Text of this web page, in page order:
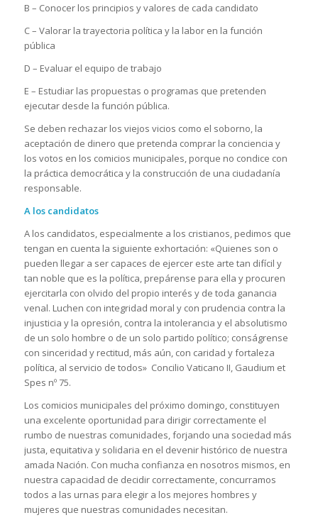
B – Conocer los principios y valores de cada candidato
C – Valorar la trayectoria política y la labor en la función
pública
D – Evaluar el equipo de trabajo
E – Estudiar las propuestas o programas que pretenden
ejecutar desde la función pública.
Se deben rechazar los viejos vicios como el soborno, la
aceptación de dinero que pretenda comprar la conciencia y
los votos en los comicios municipales, porque no condice con
la práctica democrática y la construcción de una ciudadanía
responsable.
A los candidatos
A los candidatos, especialmente a los cristianos, pedimos que
tengan en cuenta la siguiente exhortación: «Quienes son o
pueden llegar a ser capaces de ejercer este arte tan difícil y
tan noble que es la política, prepárense para ella y procuren
ejercitarla con olvido del propio interés y de toda ganancia
venal. Luchen con integridad moral y con prudencia contra la
injusticia y la opresión, contra la intolerancia y el absolutismo
de un solo hombre o de un solo partido político; conságrense
con sinceridad y rectitud, más aún, con caridad y fortaleza
política, al servicio de todos» Concilio Vaticano II, Gaudium et
Spes nº 75.
Los comicios municipales del próximo domingo, constituyen
una excelente oportunidad para dirigir correctamente el
rumbo de nuestras comunidades, forjando una sociedad más
justa, equitativa y solidaria en el devenir histórico de nuestra
amada Nación. Con mucha confianza en nosotros mismos, en
nuestra capacidad de decidir correctamente, concurramos
todos a las urnas para elegir a los mejores hombres y
mujeres que nuestras comunidades necesitan.